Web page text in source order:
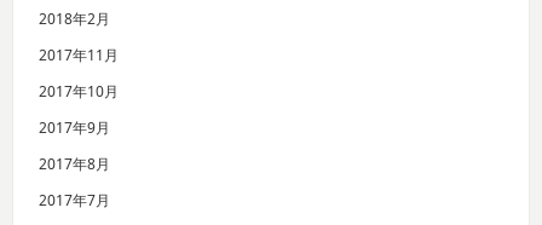
2018年2月
2017年11月
2017年10月
2017年9月
2017年8月
2017年7月